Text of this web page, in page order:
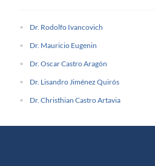
Dr. Rodolfo Ivancovich
Dr. Mauricio Eugenin
Dr. Oscar Castro Aragón
Dr. Lisandro Jiménez Quirós
Dr. Christhian Castro Artavia